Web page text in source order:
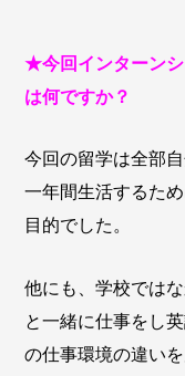
★今回インターン
は何ですか？
今回の留学は全部
一年間生活するた
目的でした。
他にも、学校では
と一緒に仕事をし
の仕事環境の違い